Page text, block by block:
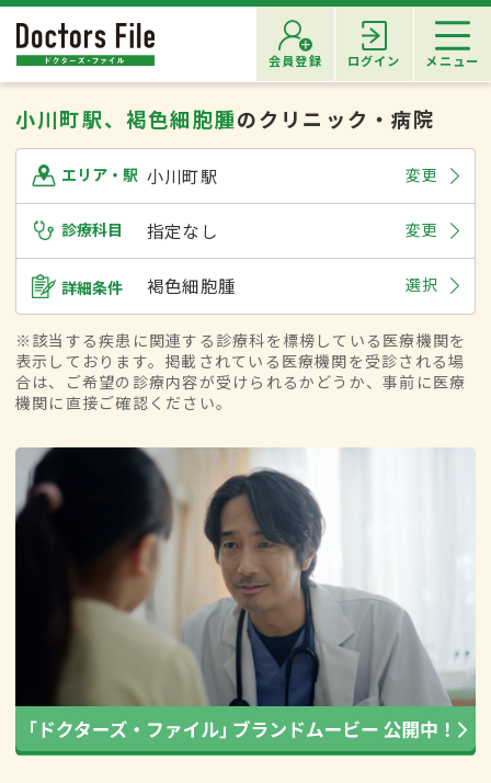
会員登録 ログイン メニュー
小川町駅、褐色細胞腫のクリニック・病院
エリア・駅 小川町駅 変更
診療科目 指定なし 変更
詳細条件 褐色細胞腫 選択
※該当する疾患に関連する診療科を標榜している医療機関を
表示しております。掲載されている医療機関を受診される場
合は、ご希望の診療内容が受けられるかどうか、事前に医療
機関に直接ご確認ください。